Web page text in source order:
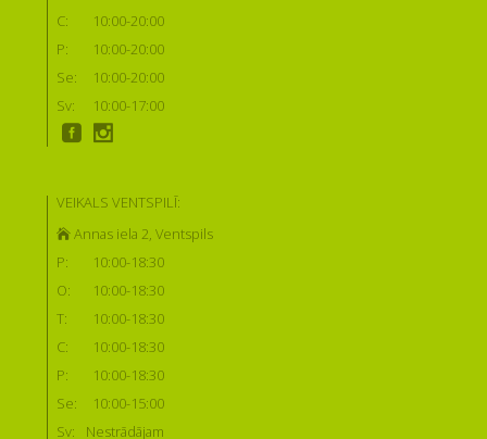
C:
10:00-20:00
P:
10:00-20:00
Se:
10:00-20:00
Sv:
10:00-17:00
VEIKALS VENTSPILĪ:
Annas iela 2, Ventspils
P:
10:00-18:30
O:
10:00-18:30
T:
10:00-18:30
C:
10:00-18:30
P:
10:00-18:30
Se:
10:00-15:00
Sv:
Nestrādājam